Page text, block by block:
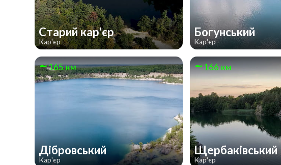
Старий кар'єр
Кар'єр
Богунський
Кар'єр
165 км
Дібровський
Кар'єр
166 км
Щербаківський
Кар'єр